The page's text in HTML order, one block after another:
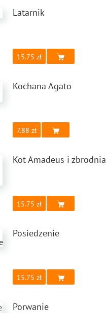
Latarnik
15.75
Kochana Agato
7.88
Kot Amadeus i zbrodnia
15.75
Posiedzenie
15.75
Porwanie